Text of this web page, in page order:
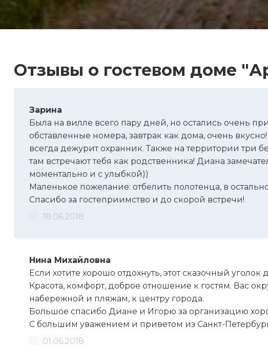
Отзывы о гостевом доме
Зарина
Была на вилле всего пару дней, но остались очень
обставленные номера, завтрак как дома, очень
всегда дежурит охранник. Также на территории три
там встречают тебя как родственника! Диана
моментально и с улыбкой))
Маленькое пожелание: отбелить полотенца, в
Спасибо за гостеприимство и до скорой встречи!
18.06.2018
Нина Михайловна
Если хотите хорошо отдохнуть, этот сказочный уголок
Красота, комфорт, доброе отношение к гостям. Вас
набережной и пляжам, к центру города.
Большое спасибо Диане и Игорю за организацию
С большим уважением и приветом из Санкт-
01.06.2018